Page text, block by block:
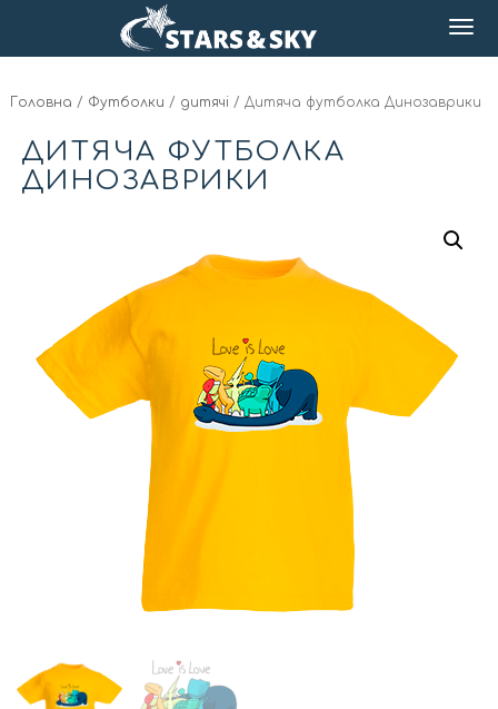
Головна / Футболки / дитячі / Дитяча футболка Динозаврики
ДИТЯЧА ФУТБОЛКА
ДИНОЗАВРИКИ